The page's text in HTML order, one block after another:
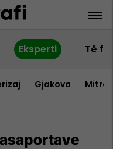
Eksperti Të
Gjakova